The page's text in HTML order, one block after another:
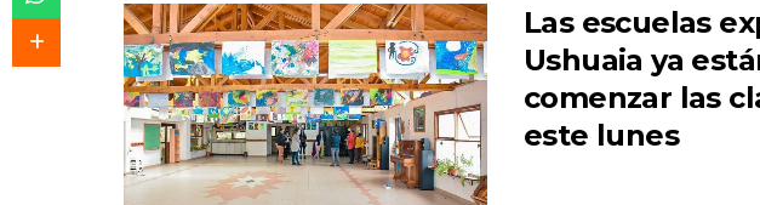
Las escuelas
Ushuaia ya
comenzar las
este lunes